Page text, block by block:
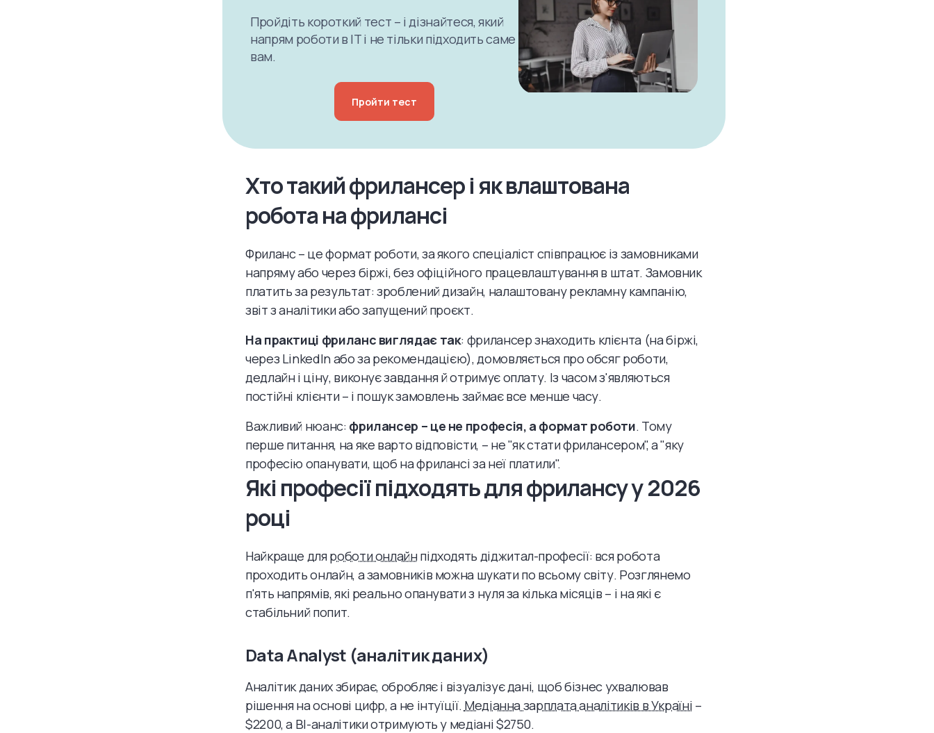
Пройдіть короткий тест – і дізнайтеся, який
напрям роботи в IT і не тільки підходить саме
вам.
Пройти тест
Хто такий фрилансер і як влаштована
робота на фрилансі
Фриланс – це формат роботи, за якого спеціаліст співпрацює із замовниками
напряму або через біржі, без офіційного працевлаштування в штат. Замовник
платить за результат: зроблений дизайн, налаштовану рекламну кампанію,
звіт з аналітики або запущений проєкт.
На практиці фриланс виглядає так: фрилансер знаходить клієнта (на біржі,
через LinkedIn або за рекомендацією), домовляється про обсяг роботи,
дедлайн і ціну, виконує завдання й отримує оплату. Із часом з'являються
постійні клієнти – і пошук замовлень займає все менше часу.
Важливий нюанс: фрилансер – це не професія, а формат роботи. Тому
перше питання, на яке варто відповісти, – не "як стати фрилансером", а "яку
професію опанувати, щоб на фрилансі за неї платили".
Які професії підходять для фрилансу у 2026
році
Найкраще дляроботи онлайнпідходять діджитал-професії: вся робота
проходить онлайн, а замовників можна шукати по всьому світу. Розглянемо
п'ять напрямів, які реально опанувати з нуля за кілька місяців – і на які є
стабільний попит.
Data Analyst (аналітик даних)
Аналітик даних збирає, обробляє і візуалізує дані, щоб бізнес ухвалював
рішення на основі цифр, а не інтуїції. Медіанна зарплата аналітиків в Україні –
$2200, а BI-аналітики отримують у медіані $2750.